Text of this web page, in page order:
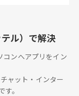
ル）で解決
コンへアプリをイン
ャット・インター
。